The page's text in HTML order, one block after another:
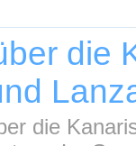
die
die